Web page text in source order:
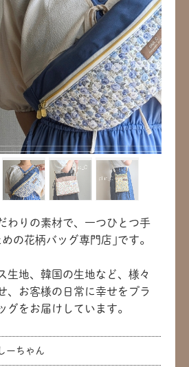
わりの素材で、一つひとつ手
の花柄バッグ専門店｣です。
生地、韓国の生地など、様々
、お客様の日常に幸せをプラ
グをお届けしています。
ーちゃん